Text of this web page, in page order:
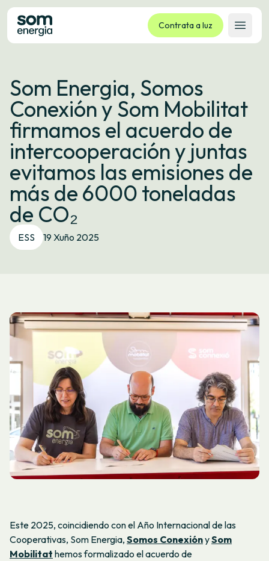
Contrata a luz
Abrir
Tarifas
Servizos
Empresas
La cooperativa
Contacto
Trámites
Oficina virtual
Idioma: ES CA
Som Energia, Somos
Conexión y Som Mobilitat
firmamos el acuerdo de
intercooperación y juntas
evitamos las emisiones de
más de 6000 toneladas
de CO₂
ESS 19 Xuño 2025
Este 2025, coincidiendo con el Año Internacional de las
Cooperativas, Som Energia, Somos ConexiónySom
Mobilitat hemos formalizado el acuerdo de